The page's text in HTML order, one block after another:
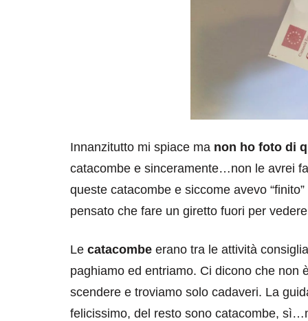
Innanzitutto mi spiace ma non ho foto di
catacombe e sinceramente…non le avrei
queste catacombe e siccome avevo
pensato che fare un giretto fuori per
Le catacombe erano tra le attività
paghiamo ed entriamo. Ci dicono che non
scendere e troviamo solo cadaveri. La
felicissimo, del resto sono catacombe,